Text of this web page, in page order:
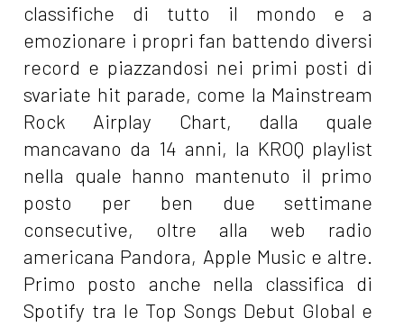
classifiche di tutto il mondo e a
emozionare i propri fan battendo diversi
record e piazzandosi nei primi posti di
svariate hit parade, come la Mainstream
Rock Airplay Chart, dalla quale
mancavano da 14 anni, la KROQ playlist
nella quale hanno mantenuto il primo
posto per ben due settimane
consecutive, oltre alla web radio
americana Pandora, Apple Music e altre.
Primo posto anche nella classifica di
Spotify tra le Top Songs Debut Global e